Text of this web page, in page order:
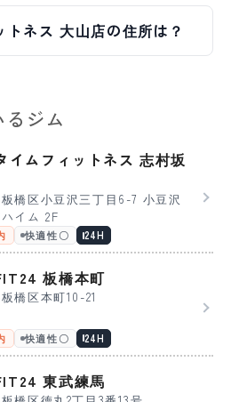
トネス 大山店の住所は？
ジム
イムフィットネス 志村坂
橋区小豆沢三丁目6-7 小豆沢
イム 2F
快適性〇 24H
板橋本町
橋区本町10-21
快適性〇 24H
東武練馬